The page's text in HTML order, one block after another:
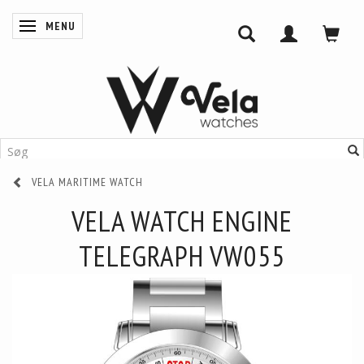
SKIFTE NAVIGATION
MENU
VELA MARITIME WATCH
VELA WATCH ENGINE
TELEGRAPH VW055